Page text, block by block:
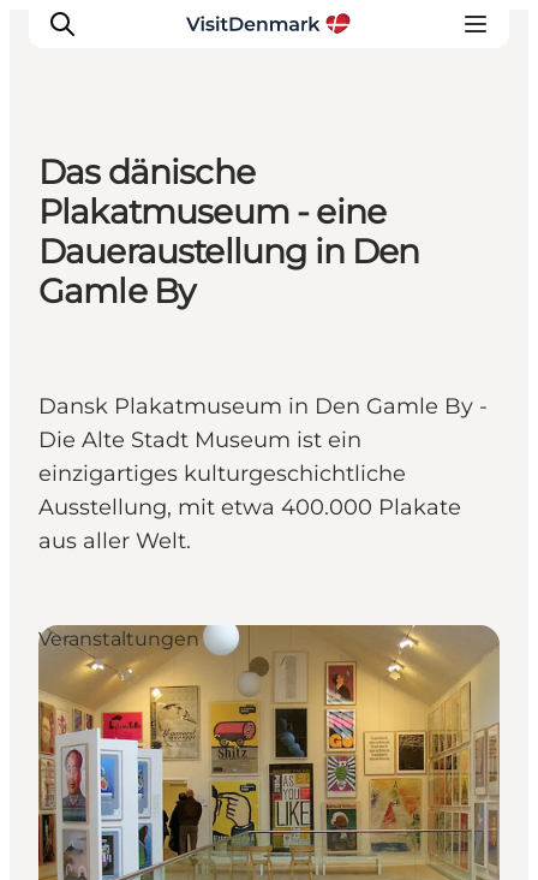
Inspiration
Regionen
Erlebnisse
Unterkünfte
Das dänische
Plakatmuseum - eine
Daueraustellung in Den
Gamle By
Dansk Plakatmuseum in Den Gamle By -
Die Alte Stadt Museum ist ein
einzigartiges kulturgeschichtliche
Ausstellung, mit etwa 400.000 Plakate
aus aller Welt.
Veranstaltungen